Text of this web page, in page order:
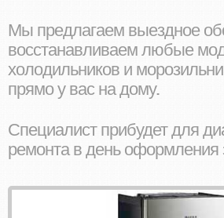
Мы предлагаем выездное
восстанавливаем любые
холодильников и
прямо у вас на дому.
Специалист прибудет для
ремонта в день оформления